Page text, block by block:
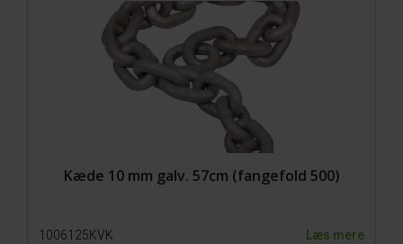
Kæde 10 mm galv. 57cm (fangefold 500)
1006125KVK Læs mere